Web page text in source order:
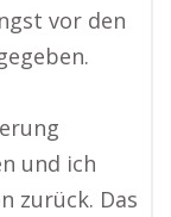
vor den
und ich
zurück. Das